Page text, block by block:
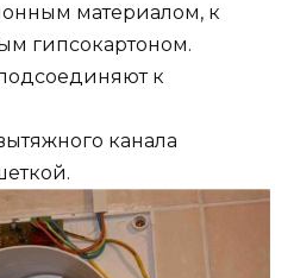
материалом, к
гипсокартоном.
к
канала